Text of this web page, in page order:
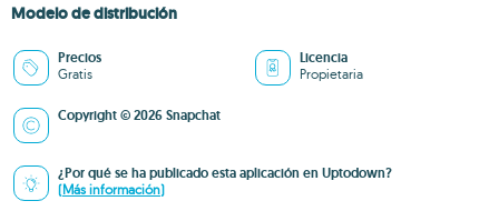
Modelo de distribución
Precios
Gratis
Licencia
Propietaria
Copyright © 2026 Snapchat
¿Por qué se ha publicado esta aplicación en Uptodown?
(Más información)